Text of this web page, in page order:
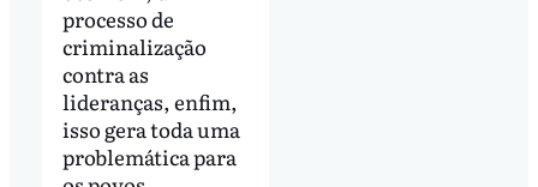
processo de
criminalização
contra as
lideranças, enfim,
isso gera toda uma
problemática para